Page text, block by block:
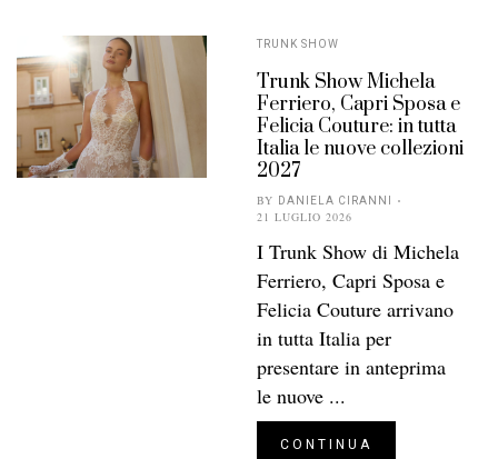
TRUNK SHOW
Trunk Show Michela
Ferriero, Capri Sposa e
Felicia Couture: in tutta
Italia le nuove collezioni
2027
BY DANIELA CIRANNI
21 LUGLIO 2026
I Trunk Show di Michela
Ferriero, Capri Sposa e
Felicia Couture arrivano
in tutta Italia per
presentare in anteprima
le nuove ...
CONTINUA